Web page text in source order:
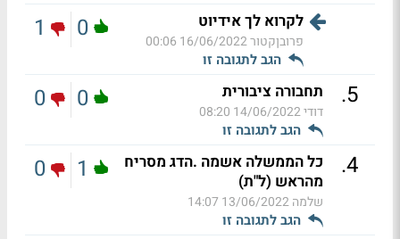
לקרוא לך אידיוט
פרובןקטור16/06/2022 00:06
הגב לתגובה זו
0
1
5
. תחבורה ציבורית
דודי14/06/2022 08:20
הגב לתגובה זו
0
0
4
.
כל הממשלה אשמה .הדג מסריח
מהראש (ל"ת)
שלמה13/06/2022 14:07
הגב לתגובה זו
1
0